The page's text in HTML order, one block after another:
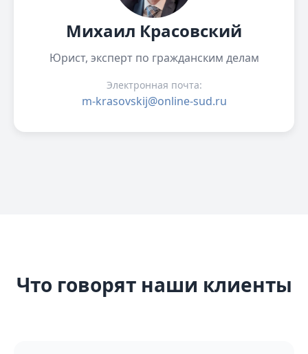
Михаил Красовский
Юрист, эксперт по гражданским делам
Электронная почта:
m-krasovskij@online-sud.ru
Что говорят наши клиенты